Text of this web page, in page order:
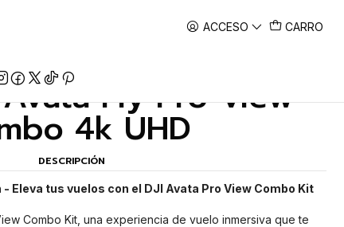
ACCESO CARRO
| Fly Pro View
4k UHD
DESCRIPCIÓN
Eleva tus vuelos con el DJI Avata Pro View Combo Kit
Combo Kit, una experiencia de vuelo inmersiva que te